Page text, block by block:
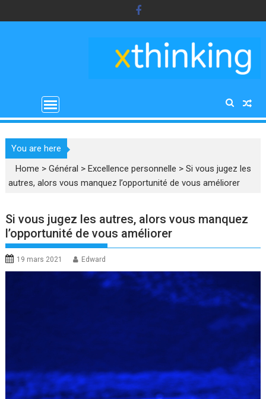
to
You are here
Home >Général >Excellence personnelle >Si vous jugez les
autres, alors vous manquez l’opportunité de vous améliorer
Si vous jugez les autres, alors vous manquez
l’opportunité de vous améliorer
19 mars 2021 Edward